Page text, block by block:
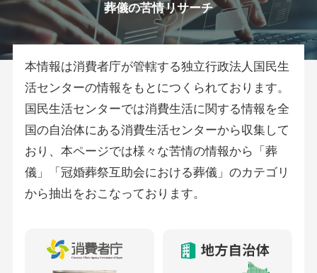
葬儀の苦情リサーチ
本情報は消費者庁が管轄する独立行政法人国民生
活センターの情報をもとにつくられております。
国民生活センターでは消費生活に関する情報を全
国の自治体にある消費生活センターから収集して
おり、本ページでは様々な苦情の情報から「葬
儀」「冠婚葬祭互助会における葬儀」のカテゴリ
から抽出をおこなっております。